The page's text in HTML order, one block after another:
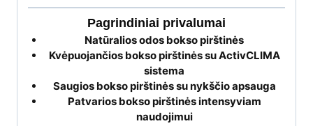
Pagrindiniai privalumai
Natūralios odos bokso pirštinės
Kvėpuojančios bokso pirštinės su ActivCLIMA
sistema
Saugios bokso pirštinės su nykščio apsauga
Patvarios bokso pirštinės intensyviam
naudojimui